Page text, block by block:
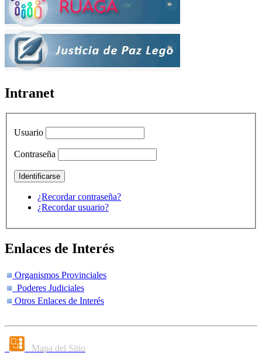
Intranet
Usuario
Contraseña
¿Recordar contraseña?
¿Recordar usuario?
Enlaces de Interés
Organismos Provinciales
Poderes Judiciales
Otros Enlaces de Interés
Mapa del Sitio